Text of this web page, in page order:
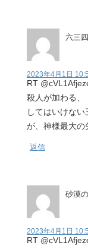
六三
2023年4月1日
RT
殺人が加わる、
してはいけな
が、神様最大の
返信
砂漠
2023年4月1日
RT